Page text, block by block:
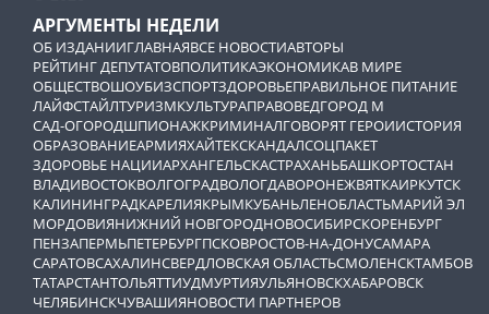
АРГУМЕНТЫ НЕДЕЛИ
ОБ ИЗДАНИИГЛАВНАЯВСЕ НОВОСТИАВТОРЫ
РЕЙТИНГ ДЕПУТАТОВПОЛИТИКАЭКОНОМИКАВ МИРЕ
ОБЩЕСТВОШОУБИЗСПОРТЗДОРОВЬЕПРАВИЛЬНОЕ ПИТАНИЕ
ЛАЙФСТАЙЛТУРИЗМКУЛЬТУРАПРАВОВЕДГОРОД М
САД-ОГОРОДШПИОНАЖКРИМИНАЛГОВОРЯТ ГЕРОИИСТОРИЯ
ОБРАЗОВАНИЕАРМИЯХАЙТЕКСКАНДАЛСОЦПАКЕТ
ЗДОРОВЬЕ НАЦИИАРХАНГЕЛЬСКАСТРАХАНЬБАШКОРТОСТАН
ВЛАДИВОСТОКВОЛГОГРАДВОЛОГДАВОРОНЕЖВЯТКАИРКУТСК
КАЛИНИНГРАДКАРЕЛИЯКРЫМКУБАНЬЛЕНОБЛАСТЬМАРИЙ ЭЛ
МОРДОВИЯНИЖНИЙ НОВГОРОДНОВОСИБИРСКОРЕНБУРГ
ПЕНЗАПЕРМЬПЕТЕРБУРГПСКОВРОСТОВ-НА-ДОНУСАМАРА
САРАТОВСАХАЛИНСВЕРДЛОВСКАЯ ОБЛАСТЬСМОЛЕНСКТАМБОВ
ТАТАРСТАНТОЛЬЯТТИУДМУРТИЯУЛЬЯНОВСКХАБАРОВСК
ЧЕЛЯБИНСКЧУВАШИЯНОВОСТИ ПАРТНЕРОВ